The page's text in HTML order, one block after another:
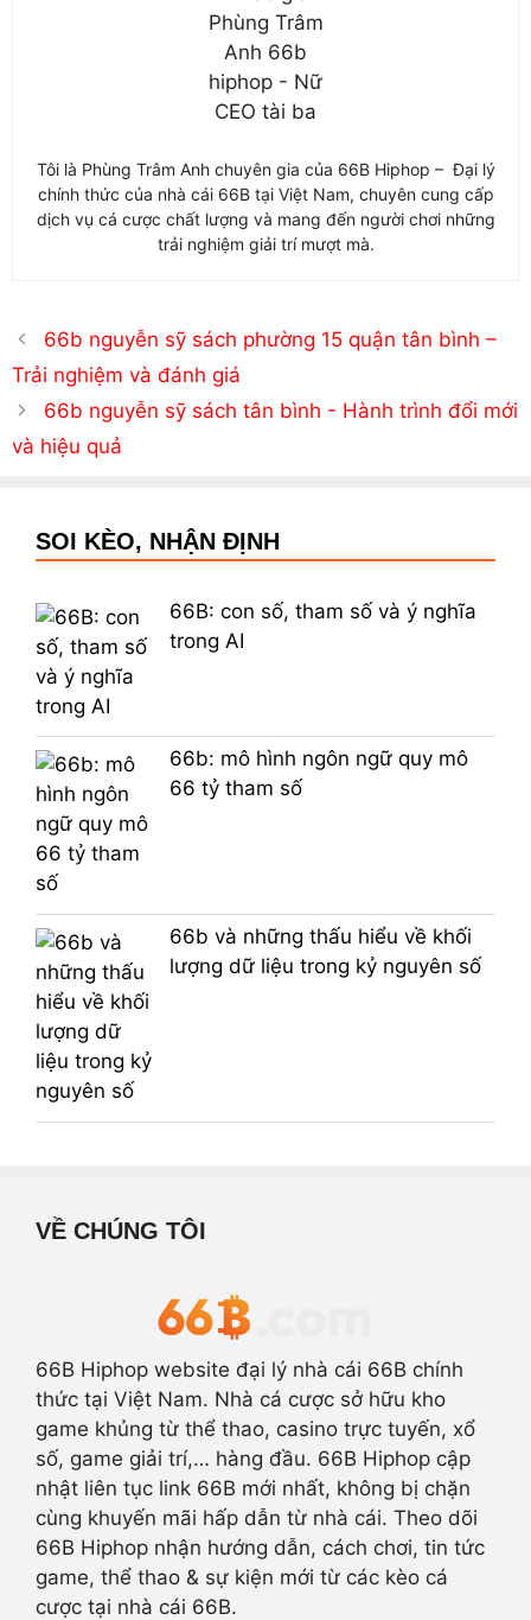
Tôi là Phùng Trâm Anh chuyên gia của 66B Hiphop – Đại lý
chính thức của nhà cái 66B tại Việt Nam, chuyên cung cấp
dịch vụ cá cược chất lượng và mang đến người chơi những
trải nghiệm giải trí mượt mà.
66b nguyễn sỹ sách phường 15 quận tân bình –
Trải nghiệm và đánh giá
66b nguyễn sỹ sách tân bình - Hành trình đổi mới
và hiệu quả
SOI KÈO, NHẬN ĐỊNH
66B: con số, tham số và ý nghĩa
trong AI
66b: mô hình ngôn ngữ quy mô
66 tỷ tham số
66b và những thấu hiểu về khối
lượng dữ liệu trong kỷ nguyên số
VỀ CHÚNG TÔI
66B Hiphop website đại lý nhà cái 66B chính
thức tại Việt Nam. Nhà cá cược sở hữu kho
game khủng từ thể thao, casino trực tuyến, xổ
số, game giải trí,… hàng đầu. 66B Hiphop cập
nhật liên tục link 66B mới nhất, không bị chặn
cùng khuyến mãi hấp dẫn từ nhà cái. Theo dõi
66B Hiphop nhận hướng dẫn, cách chơi, tin tức
game, thể thao & sự kiện mới từ các kèo cá
cược tại nhà cái 66B.